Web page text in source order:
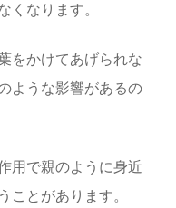
くなります。
をかけてあげられな
ような影響があるの
用で親のように身近
ことがあります。